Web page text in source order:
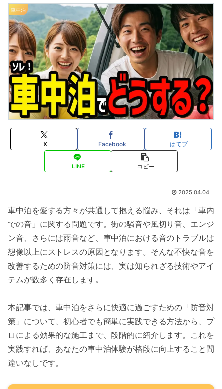
車中泊
X Facebook はてブ
LINE コピー
2025.04.04
車中泊を愛する方々が共通して抱える悩み、それは「車内
での音」に関する問題です。街の騒音や風切り音、エンジ
ン音、さらには雨音など、車中泊における音のトラブルは
想像以上にストレスの原因となります。そんな不快な音を
改善するための防音対策には、実は知られざる技術やアイ
テムが数多く存在します。
本記事では、車中泊をさらに快適に過ごすための「防音対
策」について、初心者でも簡単に実践できる方法から、プ
ロによる効果的な施工まで、段階的に紹介します。これを
実践すれば、あなたの車中泊体験が格段に向上すること間
違いなしです。